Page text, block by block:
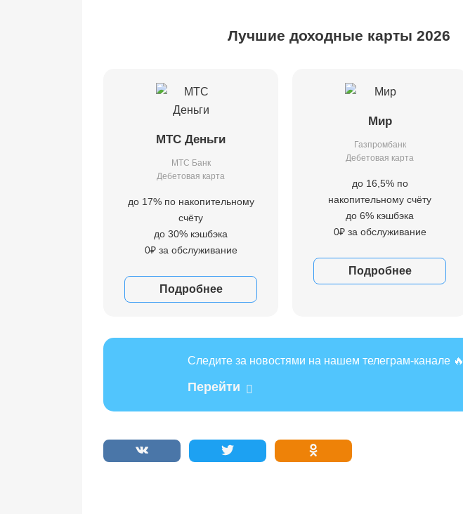
Лучшие доходные карты 2026
МТС Деньги
МТС Банк
Дебетовая карта
до 17% по накопительному
счёту
до 30% кэшбэка
0₽ за обслуживание
Подробнее
Мир
Газпромбанк
Дебетовая карта
до 16,5% по
накопительному счёту
до 6% кэшбэка
0₽ за обслуживание
Подробнее
Следите за новостями на нашем телеграм-канале 🔥
Перейти